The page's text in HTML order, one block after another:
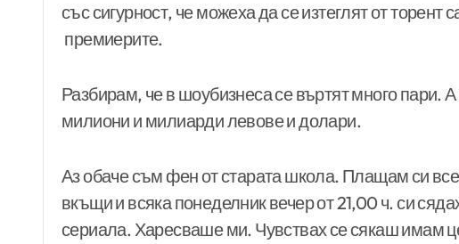
със сигурност, че можеха да се изтеглят от торент
премиерите.
Разбирам, че в шоубизнеса се въртят много пари.
милиони и милиарди левове и долари.
Аз обаче съм фен от старата школа. Плащам си
вкъщи и всяка понеделник вечер от 21,00 ч. си
сериала. Харесваше ми. Чувствах се сякаш имам